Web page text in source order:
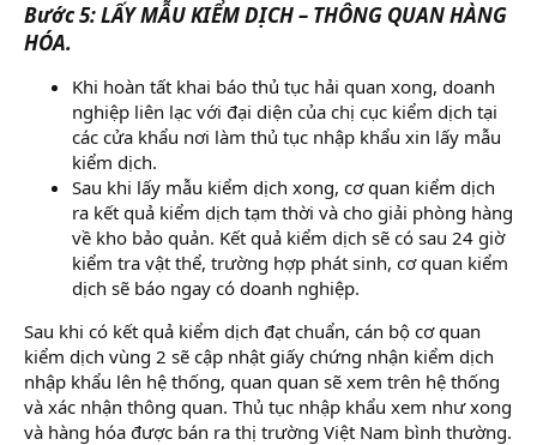
Bước 5: LẤY MẪU KIỂM DỊCH – THÔNG QUAN HÀNG
HÓA.
Khi hoàn tất khai báo thủ tục hải quan xong, doanh
nghiệp liên lạc với đại diện của chị cục kiểm dịch tại
các cửa khẩu nơi làm thủ tục nhập khẩu xin lấy mẫu
kiểm dịch.
Sau khi lấy mẫu kiểm dịch xong, cơ quan kiểm dịch
ra kết quả kiểm dịch tạm thời và cho giải phòng hàng
về kho bảo quản. Kết quả kiểm dịch sẽ có sau 24 giờ
kiểm tra vật thể, trường hợp phát sinh, cơ quan kiểm
dịch sẽ báo ngay có doanh nghiệp.
Sau khi có kết quả kiểm dịch đạt chuẩn, cán bộ cơ quan
kiểm dịch vùng 2 sẽ cập nhật giấy chứng nhận kiểm dịch
nhập khẩu lên hệ thống, quan quan sẽ xem trên hệ thống
và xác nhận thông quan. Thủ tục nhập khẩu xem như xong
và hàng hóa được bán ra thị trường Việt Nam bình thường.